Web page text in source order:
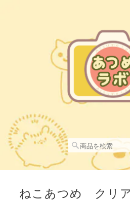
ねこあつめ クリ